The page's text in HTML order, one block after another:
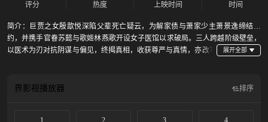
评分 热度
上映时间
时间
简介：
巨贾之女殷歆悦深陷父辈死亡疑云，为解家债与萧家少主萧景逸缔结婚
约，并携手官眷苏懿与歌姬林燕歌开设女子医馆以求破局。三人跨越阶级壁垒，
以医术为刃对抗阴谋与偏见，终揭真相，收获尊严与真情，亦改写
界影视播放器 排序
1 2 3 4